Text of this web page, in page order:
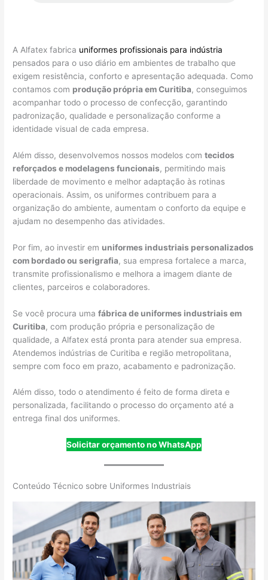
A Alfatex fabrica uniformes profissionais para indústria
pensados para o uso diário em ambientes de trabalho que
exigem resistência, conforto e apresentação adequada. Como
contamos com produção própria em Curitiba, conseguimos
acompanhar todo o processo de confecção, garantindo
padronização, qualidade e personalização conforme a
identidade visual de cada empresa.
Além disso, desenvolvemos nossos modelos comtecidos
reforçados e modelagens funcionais, permitindo mais
liberdade de movimento e melhor adaptação às rotinas
operacionais. Assim, os uniformes contribuem para a
organização do ambiente, aumentam o conforto da equipe e
ajudam no desempenho das atividades.
Por fim, ao investir em uniformes industriais personalizados
com bordado ou serigrafia, sua empresa fortalece a marca,
transmite profissionalismo e melhora a imagem diante de
clientes, parceiros e colaboradores.
Se você procura umafábrica de uniformes industriais em
Curitiba, com produção própria e personalização de
qualidade, a Alfatex está pronta para atender sua empresa.
Atendemos indústrias de Curitiba e região metropolitana,
sempre com foco em prazo, acabamento e padronização.
Além disso, todo o atendimento é feito de forma direta e
personalizada, facilitando o processo do orçamento até a
entrega final dos uniformes.
Solicitar orçamento no WhatsApp
Conteúdo Técnico sobre Uniformes Industriais